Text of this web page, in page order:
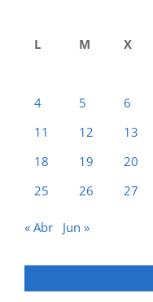
L
M X
4
5 6
11
12 13
18
19 20
25
26 27
« Abr Jun »